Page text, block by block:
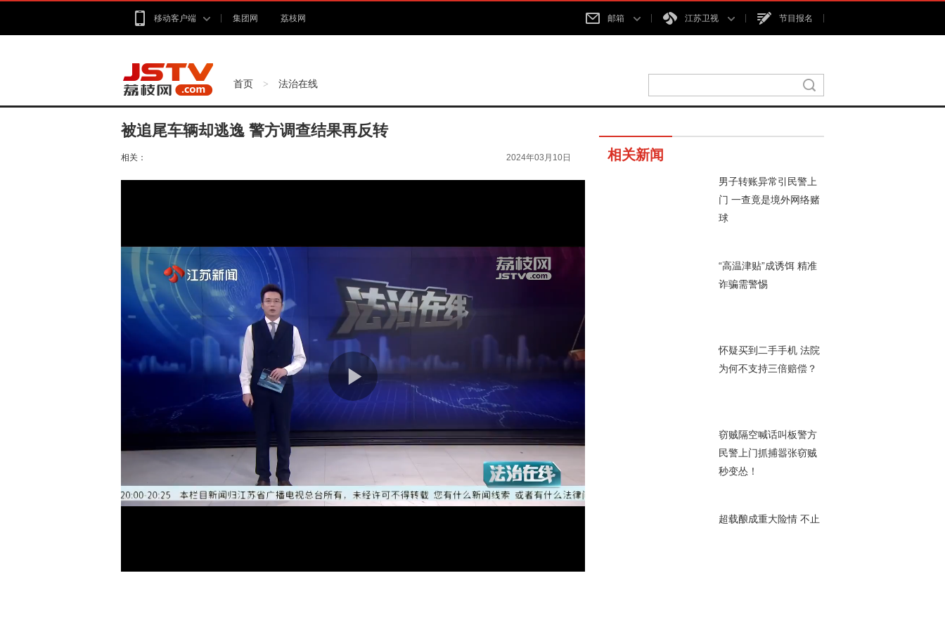
移动客户端 集团网 荔枝网 邮箱 江苏卫视 节目报名
首页 > 法治在线
被追尾车辆却逃逸 警方调查结果再反转
相关： 2024年03月10日 相关新闻
男子转账异常引民警上
门 一查竟是境外网络赌
球
“高温津贴”成诱饵 精准
诈骗需警惕
怀疑买到二手手机 法院
为何不支持三倍赔偿？
窃贼隔空喊话叫板警方
民警上门抓捕嚣张窃贼
秒变怂！
超载酿成重大险情 不止